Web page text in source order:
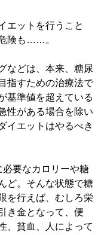
エットを行うこと
険も……。
などは、本来、糖尿
指すための治療法で
基準値を超えている
性がある場合を除い
イエットはやるべき
要なカロリーや糖
ど。そんな状態で糖
を行えば、むしろ栄
き金となって、便
、貧血、人によって